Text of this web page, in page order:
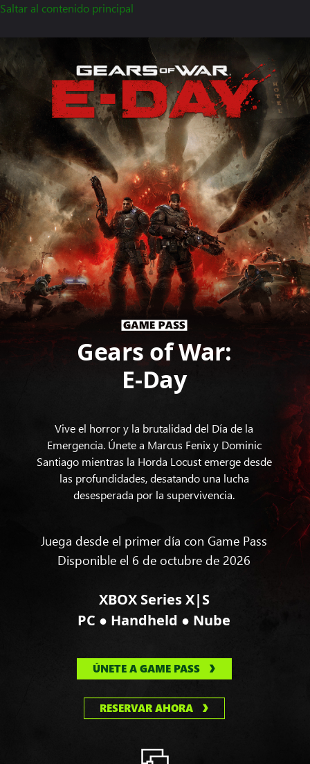
Saltar al contenido principal
Gears of War:
E-Day
Vive el horror y la brutalidad del Día de la
Emergencia. Únete a Marcus Fenix y Dominic
Santiago mientras la Horda Locust emerge desde
las profundidades, desatando una lucha
desesperada por la supervivencia.
Juega desde el primer día con Game Pass
Disponible el 6 de octubre de 2026
XBOX Series X|S
PC ● Handheld ● Nube
ÚNETE A GAME PASS
RESERVAR AHORA